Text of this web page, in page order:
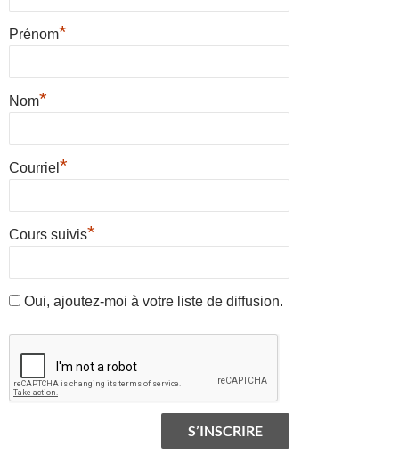
Prénom*
Nom*
Courriel *
Cours suivis*
Oui, ajoutez-moi à votre liste de diffusion.